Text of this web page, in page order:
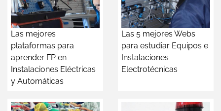
Las mejores
plataformas para
aprender FP en
Instalaciones Eléctricas
y Automáticas
Las 5 mejores Webs
para estudiar Equipos e
Instalaciones
Electrotécnicas